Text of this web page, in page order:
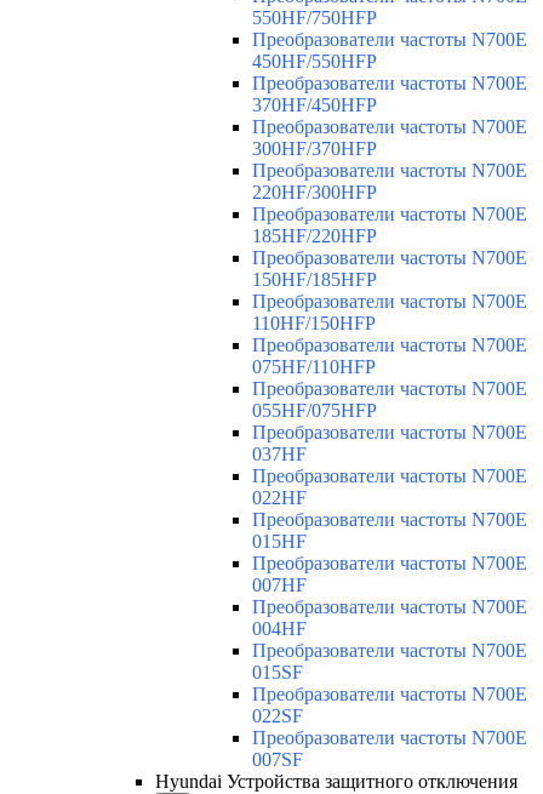
550HF/750HFP
Преобразователи частоты N700E
450HF/550HFP
Преобразователи частоты N700E
370HF/450HFP
Преобразователи частоты N700E
300HF/370HFP
Преобразователи частоты N700E
220HF/300HFP
Преобразователи частоты N700E
185HF/220HFP
Преобразователи частоты N700E
150HF/185HFP
Преобразователи частоты N700E
110HF/150HFP
Преобразователи частоты N700E
075HF/110HFP
Преобразователи частоты N700E
055HF/075HFP
Преобразователи частоты N700E
037HF
Преобразователи частоты N700E
022HF
Преобразователи частоты N700E
015HF
Преобразователи частоты N700E
007HF
Преобразователи частоты N700E
004HF
Преобразователи частоты N700E
015SF
Преобразователи частоты N700E
022SF
Преобразователи частоты N700E
007SF
Hyundai Устройства защитного отключения